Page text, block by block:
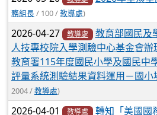
務組長 / 100 /教導處)
2026-04-27 教導處
教育部國民及
人技專校院入學測驗中心基金會
教育署115年度國民小學及國民中
評量系統測驗結果資料運用－國小
2004 /教導處)
2026-04-01 教導處
轉知「美國國